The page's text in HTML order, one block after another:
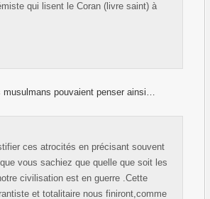
qui lisent le Coran (livre saint) à
musulmans pouvaient penser ainsi…
ces atrocités en précisant souvent
vous sachiez que quelle que soit les
civilisation est en guerre .Cette
et totalitaire nous finiront,comme